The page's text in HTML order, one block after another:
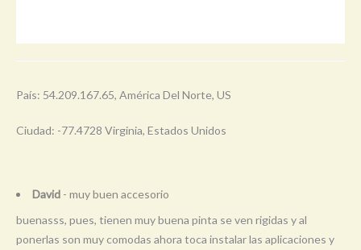
País: 54.209.167.65, América Del Norte, US
Ciudad: -77.4728 Virginia, Estados Unidos
David - muy buen accesorio
buenasss, pues, tienen muy buena pinta se ven rigidas y al
ponerlas son muy comodas ahora toca instalar las aplicaciones y